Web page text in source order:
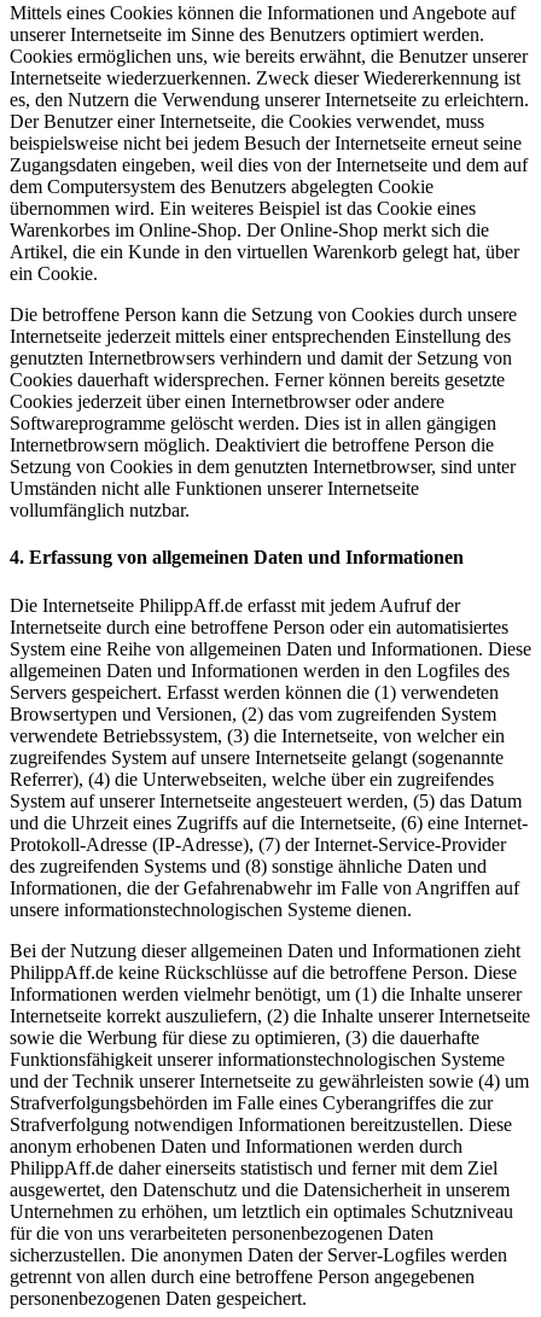
Mittels eines Cookies können die Informationen und Angebote auf
unserer Internetseite im Sinne des Benutzers optimiert werden.
Cookies ermöglichen uns, wie bereits erwähnt, die Benutzer unserer
Internetseite wiederzuerkennen. Zweck dieser Wiedererkennung ist
es, den Nutzern die Verwendung unserer Internetseite zu erleichtern.
Der Benutzer einer Internetseite, die Cookies verwendet, muss
beispielsweise nicht bei jedem Besuch der Internetseite erneut seine
Zugangsdaten eingeben, weil dies von der Internetseite und dem auf
dem Computersystem des Benutzers abgelegten Cookie
übernommen wird. Ein weiteres Beispiel ist das Cookie eines
Warenkorbes im Online-Shop. Der Online-Shop merkt sich die
Artikel, die ein Kunde in den virtuellen Warenkorb gelegt hat, über
ein Cookie.
Die betroffene Person kann die Setzung von Cookies durch unsere
Internetseite jederzeit mittels einer entsprechenden Einstellung des
genutzten Internetbrowsers verhindern und damit der Setzung von
Cookies dauerhaft widersprechen. Ferner können bereits gesetzte
Cookies jederzeit über einen Internetbrowser oder andere
Softwareprogramme gelöscht werden. Dies ist in allen gängigen
Internetbrowsern möglich. Deaktiviert die betroffene Person die
Setzung von Cookies in dem genutzten Internetbrowser, sind unter
Umständen nicht alle Funktionen unserer Internetseite
vollumfänglich nutzbar.
4. Erfassung von allgemeinen Daten und Informationen
Die Internetseite PhilippAff.de erfasst mit jedem Aufruf der
Internetseite durch eine betroffene Person oder ein automatisiertes
System eine Reihe von allgemeinen Daten und Informationen. Diese
allgemeinen Daten und Informationen werden in den Logfiles des
Servers gespeichert. Erfasst werden können die (1) verwendeten
Browsertypen und Versionen, (2) das vom zugreifenden System
verwendete Betriebssystem, (3) die Internetseite, von welcher ein
zugreifendes System auf unsere Internetseite gelangt (sogenannte
Referrer), (4) die Unterwebseiten, welche über ein zugreifendes
System auf unserer Internetseite angesteuert werden, (5) das Datum
und die Uhrzeit eines Zugriffs auf die Internetseite, (6) eine Internet-
Protokoll-Adresse (IP-Adresse), (7) der Internet-Service-Provider
des zugreifenden Systems und (8) sonstige ähnliche Daten und
Informationen, die der Gefahrenabwehr im Falle von Angriffen auf
unsere informationstechnologischen Systeme dienen.
Bei der Nutzung dieser allgemeinen Daten und Informationen zieht
PhilippAff.de keine Rückschlüsse auf die betroffene Person. Diese
Informationen werden vielmehr benötigt, um (1) die Inhalte unserer
Internetseite korrekt auszuliefern, (2) die Inhalte unserer Internetseite
sowie die Werbung für diese zu optimieren, (3) die dauerhafte
Funktionsfähigkeit unserer informationstechnologischen Systeme
und der Technik unserer Internetseite zu gewährleisten sowie (4) um
Strafverfolgungsbehörden im Falle eines Cyberangriffes die zur
Strafverfolgung notwendigen Informationen bereitzustellen. Diese
anonym erhobenen Daten und Informationen werden durch
PhilippAff.de daher einerseits statistisch und ferner mit dem Ziel
ausgewertet, den Datenschutz und die Datensicherheit in unserem
Unternehmen zu erhöhen, um letztlich ein optimales Schutzniveau
für die von uns verarbeiteten personenbezogenen Daten
sicherzustellen. Die anonymen Daten der Server-Logfiles werden
getrennt von allen durch eine betroffene Person angegebenen
personenbezogenen Daten gespeichert.